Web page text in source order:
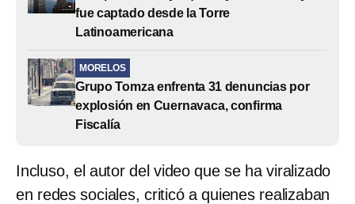
fue captado desde la Torre
Latinoamericana
MORELOS
Grupo Tomza enfrenta 31 denuncias por
explosión en Cuernavaca, confirma
Fiscalía
Incluso, el autor del video que se ha viralizado
en redes sociales, criticó a quienes realizaban